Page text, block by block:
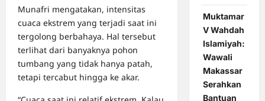
Munafri mengatakan, intensitas
cuaca ekstrem yang terjadi saat ini
tergolong berbahaya. Hal tersebut
terlihat dari banyaknya pohon
tumbang yang tidak hanya patah,
tetapi tercabut hingga ke akar.
Muktamar
V Wahdah
Islamiyah:
Wawali
Makassar
Serahkan
Bantuan